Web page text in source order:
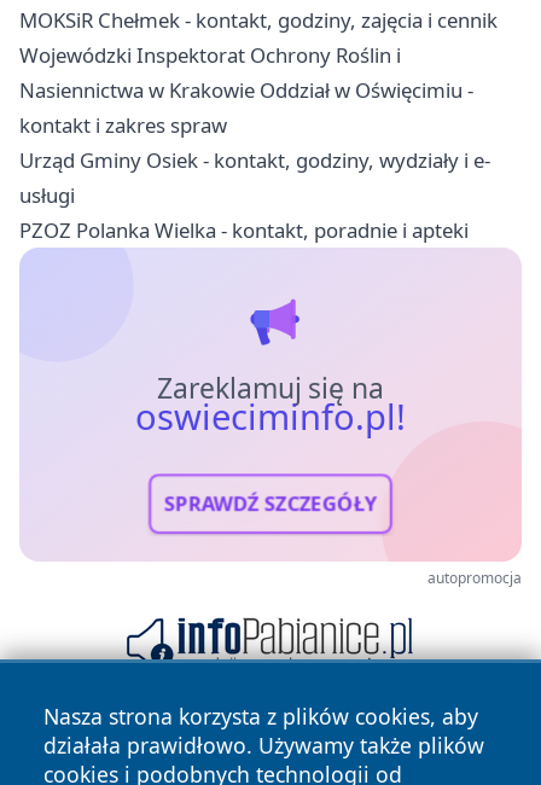
MOKSiR Chełmek - kontakt, godziny, zajęcia i cennik
Wojewódzki Inspektorat Ochrony Roślin i
Nasiennictwa w Krakowie Oddział w Oświęcimiu -
kontakt i zakres spraw
Urząd Gminy Osiek - kontakt, godziny, wydziały i e-
usługi
PZOZ Polanka Wielka - kontakt, poradnie i apteki
Zareklamuj się na
oswieciminfo.pl!
SPRAWDŹ SZCZEGÓŁY
autopromocja
Nasza strona korzysta z plików cookies, aby
działała prawidłowo. Używamy także plików
cookies i podobnych technologii od